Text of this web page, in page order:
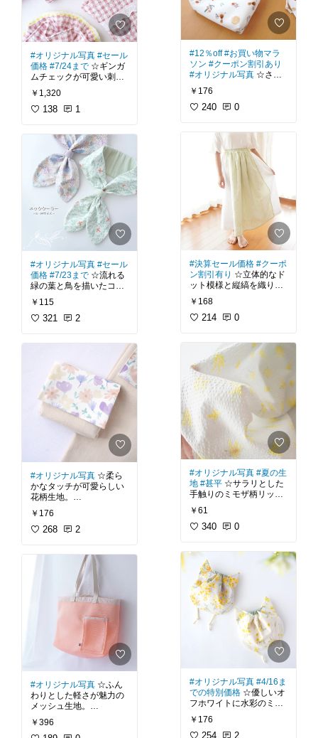
#オリジナル写真 #セール
価格 #7/24まで ☆ギンガ
ムチェックが可愛い刺繍
入り生地。
ナチュラルなローズピン
に、そこにたっぷりと入
ったお花とリボンの刺繍
がとっても華やかな1
枚。
生地自体は薄めのポリエ
ステル生地。
刺繍が入っているので薄
手の割には結構しっかり
目の生地で、シワになり
にくいのが特徴です。
私はこの生地でランチョ
ンマットや巾着、シュシ
ュに大判ファスナー袋に
リボンまで作りました。
け作れるの、なかなかい
ただいまセール価格にて
販売中！（7/24まで）
今の季節におすすめの1
枚です(´∀｀）
⭐ハンドメイドブログ
「うろこのあれこれハン
ドメイド」では、巾着や
ランチョンマットなどの
作り方を詳細な手順画像
付きで無料公開中⭐
【おすすめグッズ】ポー
チ、巾着、ブラウス、ス
カート、トートバッグ、
シュシュなど
#ハンドメイド
よかった
#カントリー
#入園入学準備
￥1,320
138 1
#オリジナル写真 #セール
価格 #7/23まで ☆流れる
緑の葉と鳥を描いたコッ
トン生地。
白地に流れる若々しい緑
フランスのデザイナーズ
生地だけあって、色の対
比が心地良いおしゃれな
印象の1枚です。
私好みの「白地×多色」
に加えて、葉っぱも小鳥
も好きなモチーフなんで
と言うわけで、ダブルガ
ーゼとあわせてネックク
た。
サラリとした触り心地で
縫いやすく、コットンな
ぴったりです＾＾
ただいまセール価格にて
販売中！（7/23まで）
今の季節におすすめの1
枚です(´∀｀）
⭐ハンドメイドブログ
「うろこのあれこれハン
ドメイド」では、
#ネッ
の作り方を詳
細な手順画像付きで無料
【おすすめグッズ】ネッ
ククーラー、ポーチ、巾
着、ブラウス、スカー
ト、トートバッグなど
#ハンドメイド
￥115
321 2
#オリジナル写真 ☆柔ら
かなタッチが可愛らしい
花柄生地。
白地に描かれた水彩調の
花々。
こちらはフランスのデザ
イナーさんとのコラボ生
地とのこと。
カラフルだけど少し控え
めな色合いなので、可愛
い花柄ですが大人小物と
してもぴったりです。
私はこの生地で移動ポケ
のハーフパンツのポケッ
ト部分に使ったりしまし
た。
￥176
268 2
#オリジナル写真 ☆ふん
わりとした軽さが魅力の
メッシュ生地。
クッション性のあるラッ
￥396
#12％off #お買い物マラ
ソン #クーポン割引あり
#オリジナル写真 ☆さら
りとした手触りが心地よ
いオーガニックコットン
生地。
た、優しい雰囲気の小鳥
や植物。
つぶらな瞳がとっても可
愛いです♪
キノコやりんごもメルヘ
ンな感じで良いですよね
先月発売されたばかりの
こちらの新柄生地で、ま
ずは巾着とコースターを
薄手の生地なので巾着は
ツイルの裏地をつけて。
コースターには薄手の接
した仕上がりにしまし
愛らしい感じの柄でベビ
ー＆キッズアイテムにお
すすめですが、使ってい
る色が控えめなので乙野
なの私も遠慮なく使えま
す(´∀｀）
大人可愛いメルヘン生地
がお好きな方に是非！
⭐私のブログでは、入園
入学グッズの作り方を詳
細な手順画像付きで無料
公開中⭐
【おすすめグッズ】レッ
スンバッグ、上履き入
れ、体操服袋、お弁当
ンマット、ナップサッ
ク、ポーチ、移動ポケッ
トなど
#ハンドメイド
#入園入学
準備
#生地 #小鳥
メルヘン
#ボタニカル
#入園入学グッズ
#マ
￥176
240 0
#決算セール価格 #クーポ
ン割引有り ☆立体的なド
ット模様と縦縞を織り込
んだスノーカットドビー
生地。
した立体のドットと透か
しのような縦縞模様。
一色の無地の生地です
が、この織り模様が入る
ことでとても上品でニュ
アンスのある風合いにな
っているのが魅力です。
私はこの生地で娘用のロ
ングスカートを作りまし
た。
白のレース生地とサイド
のサテンリボンをプラス
して、春夏にぴったりの
軽やかな1枚に＾＾
この生地自体は透け感の
を作るなら裏地付きもし
くは重ね着を推奨です。
たっぷりワイド幅でロン
グスカート作りにもおす
すめ！
軽やかな春夏ハンドメイ
ドに是非😊
⭐私のブログでは、#ネグ
#かぼちゃパン
の作り方を詳細な手順
画像付きで無料公開中⭐
【おすすめグッズ】スカ
ック、パジャマ、ワンピ
ース、ネグリジェ、かぼ
￥168
214 0
#オリジナル写真 #夏の生
地 #甚平 ☆サラリとした
手触りのミモザ柄リップ
ル生地。
ポコポコとした風合いで
ンドメイドにぴったりの
生地。
こちらのリップル生地は
ミモザの花が散りばめら
れた、愛らしくもナチュ
ラルな雰囲気の1枚で
私は今年こちらのシリー
ズのライトグレーの生地
で次女用の甚平を作りま
した。
薄手の生地ですが裁断も
縫製もしやすかったです
＾＾
￥61
340 0
#オリジナル写真 #4/16ま
での特別価格 ☆優しいオ
フホワイトに水彩のミモ
ザが描かれたコットン生
地。
￥176
254 2